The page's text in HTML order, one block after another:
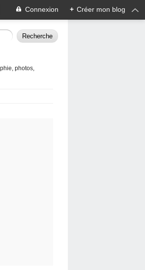
Connexion + Créer mon blog
photos,